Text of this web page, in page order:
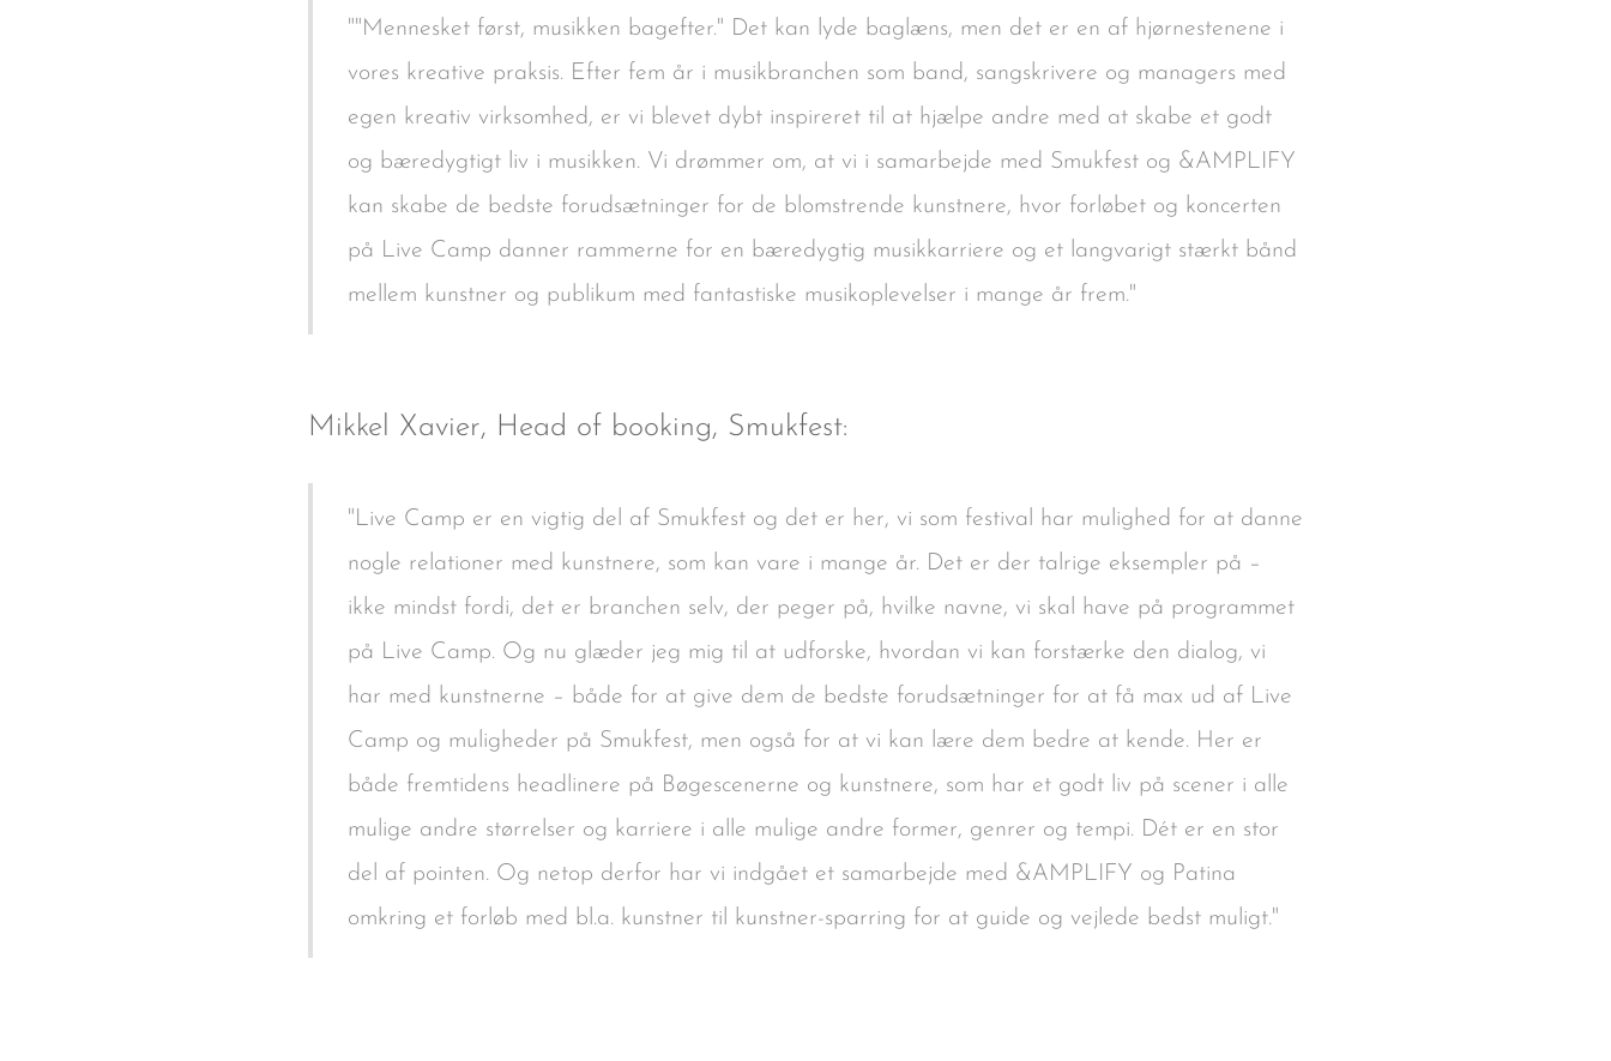
""Mennesket først, musikken bagefter." Det kan lyde baglæns, men det er en af hjørnestenene i
vores kreative praksis. Efter fem år i musikbranchen som band, sangskrivere og managers med
egen kreativ virksomhed, er vi blevet dybt inspireret til at hjælpe andre med at skabe et godt
og bæredygtigt liv i musikken. Vi drømmer om, at vi i samarbejde med Smukfest og &AMPLIFY
kan skabe de bedste forudsætninger for de blomstrende kunstnere, hvor forløbet og koncerten
på Live Camp danner rammerne for en bæredygtig musikkarriere og et langvarigt stærkt bånd
mellem kunstner og publikum med fantastiske musikoplevelser i mange år frem."
Mikkel Xavier, Head of booking, Smukfest:
"Live Camp er en vigtig del af Smukfest og det er her, vi som festival har mulighed for at danne
nogle relationer med kunstnere, som kan vare i mange år. Det er der talrige eksempler på –
ikke mindst fordi, det er branchen selv, der peger på, hvilke navne, vi skal have på programmet
på Live Camp. Og nu glæder jeg mig til at udforske, hvordan vi kan forstærke den dialog, vi
har med kunstnerne – både for at give dem de bedste forudsætninger for at få max ud af Live
Camp og muligheder på Smukfest, men også for at vi kan lære dem bedre at kende. Her er
både fremtidens headlinere på Bøgescenerne og kunstnere, som har et godt liv på scener i alle
mulige andre størrelser og karriere i alle mulige andre former, genrer og tempi. Dét er en stor
del af pointen. Og netop derfor har vi indgået et samarbejde med &AMPLIFY og Patina
omkring et forløb med bl.a. kunstner til kunstner-sparring for at guide og vejlede bedst muligt."